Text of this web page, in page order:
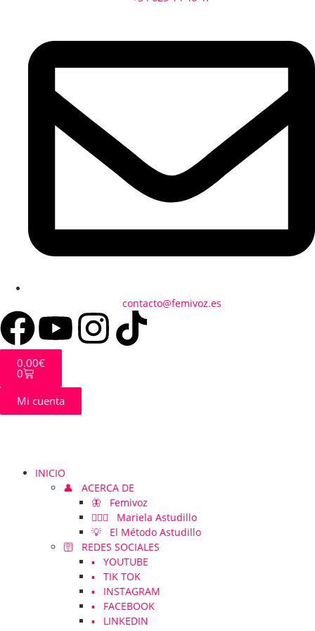
contacto@femivoz.es
0.00€
0
Mi cuenta
INICIO
👤 ACERCA DE
🦋 Femivoz
👱🏻‍♀️ Mariela Astudillo
💡 El Método Astudillo
🛜 REDES SOCIALES
▪️ YOUTUBE
▪️ TIK TOK
▪️ INSTAGRAM
▪️ FACEBOOK
▪️ LINKEDIN